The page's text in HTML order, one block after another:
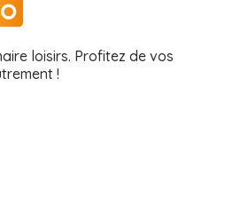
loisirs. Profitez de vos
!